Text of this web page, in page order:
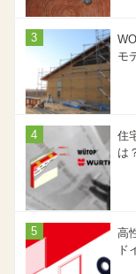
モ
住
は
高
ド